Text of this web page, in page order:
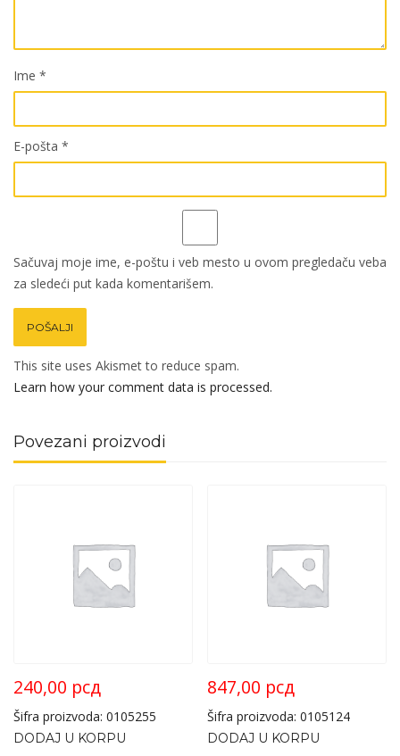
Ime *
E-pošta *
Sačuvaj moje ime, e-poštu i veb mesto u ovom pregledaču veba
za sledeći put kada komentarišem.
This site uses Akismet to reduce spam.
Learn how your comment data is processed.
Povezani proizvodi
240,00 рсд
Šifra proizvoda: 0105255
DODAJ U KORPU
847,00 рсд
Šifra proizvoda: 0105124
DODAJ U KORPU